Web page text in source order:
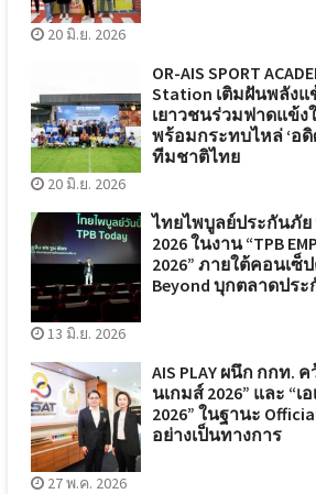
20 มิ.ย. 2026
OR-AIS SPORT
Station เติมฝันพลังแ
เยาวชนร่วมฟาดแข้ง
พร้อมกระทบไหล่ ‘อ
ทีมชาติไทย
20 มิ.ย. 2026
ไทยไพบูลย์ประกันภั
2026 ในงาน “TPB
2026” ภายใต้คอนเซ็
Beyond บุกตลาดปร
13 มิ.ย. 2026
AIS PLAY ผนึก กกท.
นเกมส์ 2026” และ “
2026” ในฐานะ
อย่างเป็นทางการ
27 พ.ค. 2026